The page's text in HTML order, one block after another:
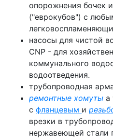
опорожнения бочек
("еврокубов") с
насосы для чистой
CNP - для
коммунального
водоотведения.
трубопроводная
ремонтные хомуты а
с фланцевым и
врезки в
нержавеющей стали